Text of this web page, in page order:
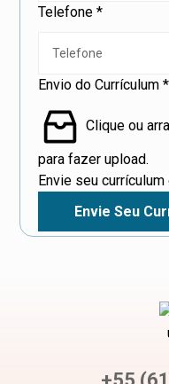
E
i
S
e
u
d
Telefone*
Envio do Currículum*
Clique ou
para fazer upload.
Envie seu
Envie Seu